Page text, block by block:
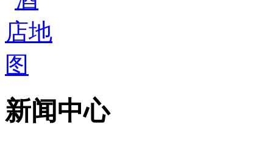
新闻中心